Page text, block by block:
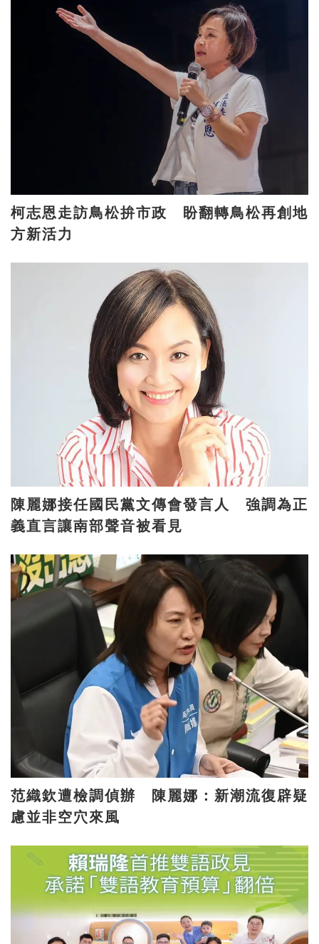
柯志恩走訪鳥松拚市政 盼翻轉鳥松再創地
方新活力
陳麗娜接任國民黨文傳會發言人 強調為正
義直言讓南部聲音被看見
范織欽遭檢調偵辦 陳麗娜：新潮流復辟疑
慮並非空穴來風